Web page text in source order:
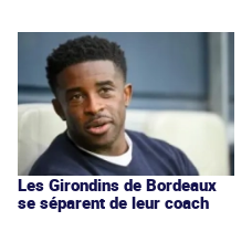
Les Girondins de Bordeaux
se séparent de leur coach